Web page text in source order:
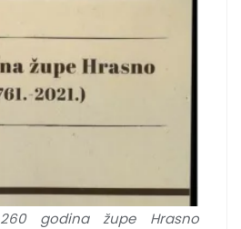
260 godina župe Hrasno